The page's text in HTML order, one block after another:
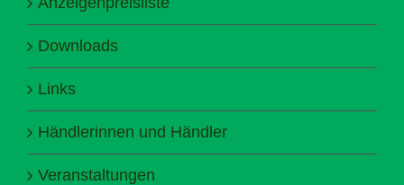
Downloads
Links
Händlerinnen und Händler
Veranstaltungen